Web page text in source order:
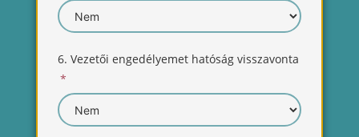
6. Vezetői engedélyemet hatóság visszavonta